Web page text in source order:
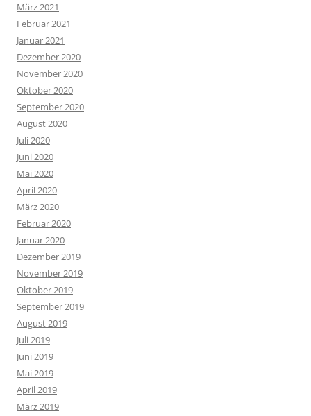
März 2021
Februar 2021
Januar 2021
Dezember 2020
November 2020
Oktober 2020
September 2020
August 2020
Juli 2020
Juni 2020
Mai 2020
April 2020
März 2020
Februar 2020
Januar 2020
Dezember 2019
November 2019
Oktober 2019
September 2019
August 2019
Juli 2019
Juni 2019
Mai 2019
April 2019
März 2019